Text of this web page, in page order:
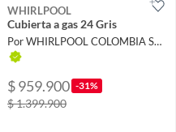
WHIRLPOOL
Cubierta a gas 24 Gris
Por WHIRLPOOL COLOMBIA S A S
$ 959.900 -31%
$ 1.399.900